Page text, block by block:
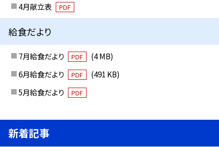
4月献立表 PDF
給食だより
7月給食だより PDF
(4 MB)
6月給食だより
PDF
(491 KB)
5月給食だより
PDF
新着記事